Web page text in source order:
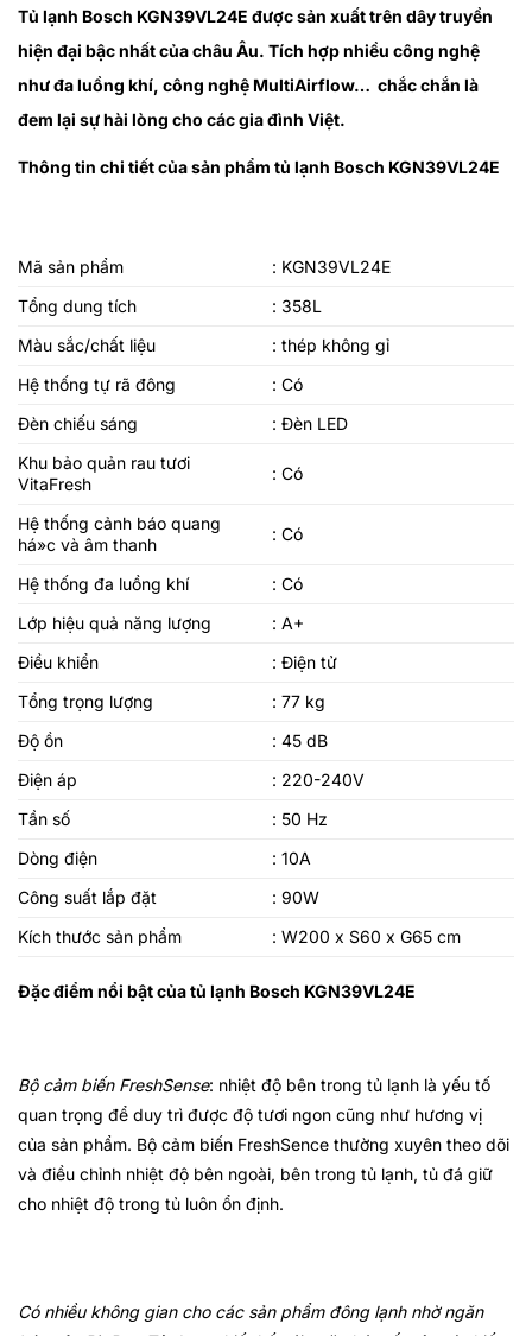
Tủ lạnh Bosch KGN39VL24E được sản xuất trên dây truyền
hiện đại bậc nhất của châu Âu. Tích hợp nhiều công nghệ
như đa luồng khí, công nghệ MultiAirflow… chắc chắn là
đem lại sự hài lòng cho các gia đình Việt.
Thông tin chi tiết của sản phẩm tủ lạnh Bosch KGN39VL24E
Mã sản phẩm
: KGN39VL24E
Tổng dung tích
: 358L
Màu sắc/chất liệu
: thép không gỉ
Hệ thống tự rã đông
: Có
Đèn chiếu sáng
: Đèn LED
Khu bảo quản rau tươi
VitaFresh
: Có
Hệ thống cảnh báo quang
há»c và âm thanh
: Có
Hệ thống đa luồng khí
: Có
Lớp hiệu quả năng lượng
: A+
Điều khiển
: Điện tử
Tổng trọng lượng
: 77 kg
Độ ồn
: 45 dB
Điện áp
: 220-240V
Tần số
: 50 Hz
Dòng điện
: 10A
Công suất lắp đặt
: 90W
Kích thước sản phẩm
: W200 x S60 x G65 cm
Đặc điểm nổi bật củatủ lạnh Bosch KGN39VL24E
Bộ cảm biến FreshSense: nhiệt độ bên trong tủ lạnh là yếu tố
quan trọng để duy trì được độ tươi ngon cũng như hương vị
của sản phẩm. Bộ cảm biến FreshSence thường xuyên theo dõi
và điều chỉnh nhiệt độ bên ngoài, bên trong tủ lạnh, tủ đá giữ
cho nhiệt độ trong tủ luôn ổn định.
Có nhiều không gian cho các sản phẩm đông lạnh nhờ ngăn